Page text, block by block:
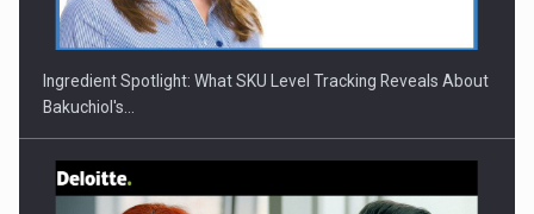
Ingredient Spotlight: What SKU Level Tracking Reveals About
Bakuchiol's…